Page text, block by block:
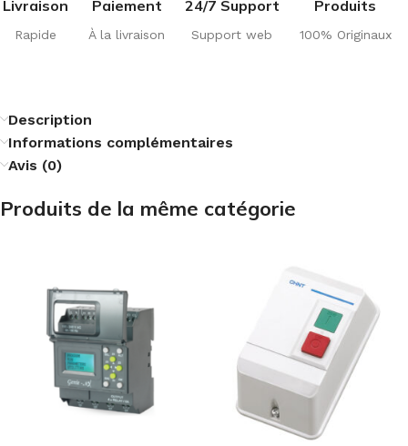
Livraison
Rapide
Paiement
À la livraison
24/7 Support
Support web
Produits
100% Originaux
Description
Informations complémentaires
Avis (0)
Produits de la même catégorie